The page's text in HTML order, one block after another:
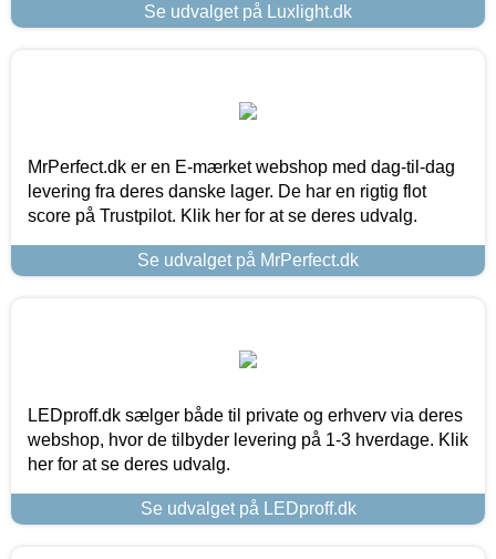
Se udvalget på Luxlight.dk
MrPerfect.dk er en E-mærket webshop med dag-til-dag
levering fra deres danske lager. De har en rigtig flot
score på Trustpilot. Klik her for at se deres udvalg.
Se udvalget på MrPerfect.dk
LEDproff.dk sælger både til private og erhverv via deres
webshop, hvor de tilbyder levering på 1-3 hverdage. Klik
her for at se deres udvalg.
Se udvalget på LEDproff.dk